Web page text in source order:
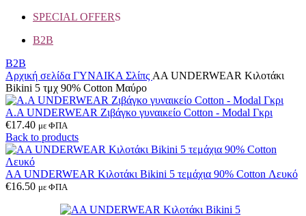
SPECIAL OFFERS
B2B
B2B
Αρχική σελίδα ΓΥΝΑΙΚΑ Σλίπς AA UNDERWEAR Κιλοτάκι
Bikini 5 τμχ 90% Cotton Μαύρο
Α.A UNDERWEAR Ζιβάγκο γυναικείο Cotton - Modal Γκρι
€17.40 με ΦΠΑ
Back to products
AA UNDERWEAR Κιλοτάκι Bikini 5 τεμάχια 90% Cotton Λευκό
€16.50 με ΦΠΑ